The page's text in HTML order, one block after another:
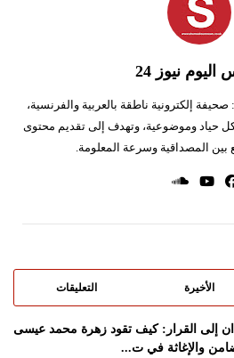
نيوز 24
إلكترونية ناطقة بالعربية والفرنسية،
بكل حياد وموضوعية، وتهدف إلى تقديم محتوى
بين المصداقية وسرعة المعلومة.
الأخيرة التعليقات
إلى القرار: كيف تقود زهرة محمد عيسى
والإغاثة في ت...